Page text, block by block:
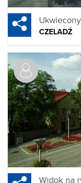
CZELADŹ
Widok na